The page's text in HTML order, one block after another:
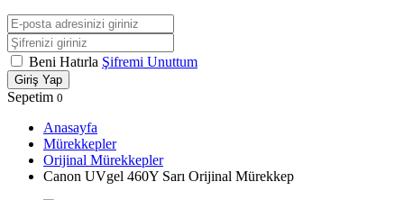
Beni Hatırla Şifremi Unuttum
Giriş Yap
Sepetim 0
Anasayfa
Mürekkepler
Orijinal Mürekkepler
Canon UVgel 460Y Sarı Orijinal Mürekkep